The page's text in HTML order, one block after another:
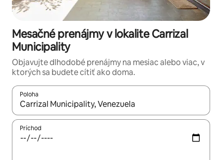
Mesačné prenájmy v lokalite Carrizal
Municipality
Objavujte dlhodobé prenájmy na mesiac alebo viac, v
ktorých sa budete cítiť ako doma.
Poloha
Keď budú výsledky k dispozícii, môžete si ich prechádzať
Príchod